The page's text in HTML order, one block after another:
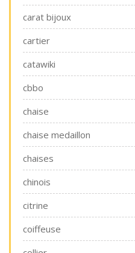
carat bijoux
cartier
catawiki
cbbo
chaise
chaise medaillon
chaises
chinois
citrine
coiffeuse